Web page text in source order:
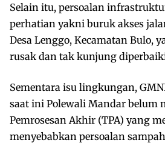
Selain itu, persoalan
perhatian yakni buruk akses
Desa Lenggo, Kecamatan Bulo,
rusak dan tak kunjung
Sementara isu lingkungan,
saat ini Polewali Mandar belum
Pemrosesan Akhir (TPA) yang
menyebabkan persoalan